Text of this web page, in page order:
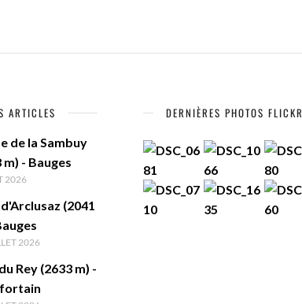
ARTICLES
de la Sambuy
m) - Bauges
2026
(2041
2026
Rey (2633 m) -
DERNIÈRES PHOTOS FLICKR